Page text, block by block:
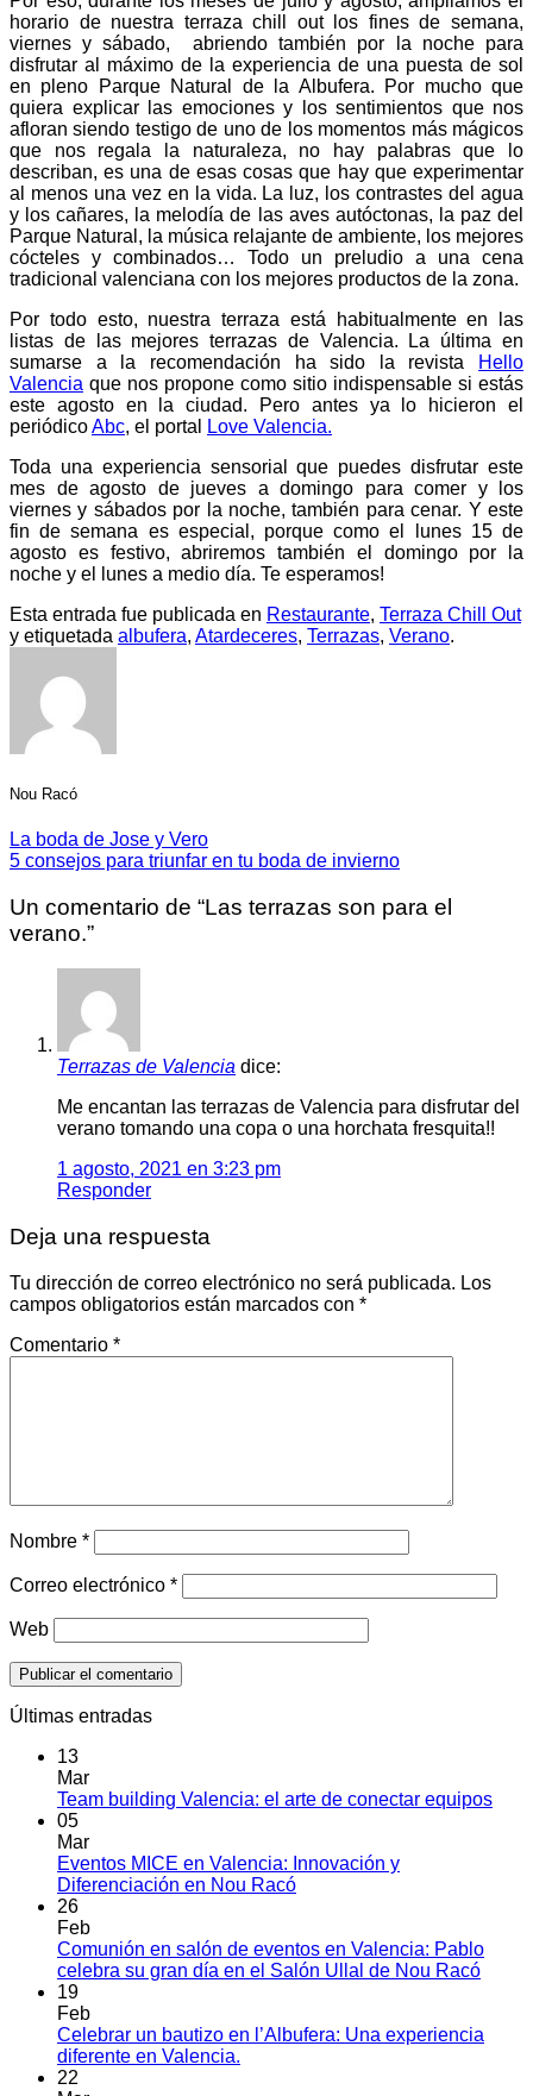
horario de nuestra terraza chill out los fines de semana,
viernes y sábado, abriendo también por la noche para
disfrutar al máximo de la experiencia de una puesta de sol
en pleno Parque Natural de la Albufera. Por mucho que
quiera explicar las emociones y los sentimientos que nos
afloran siendo testigo de uno de los momentos más mágicos
que nos regala la naturaleza, no hay palabras que lo
describan, es una de esas cosas que hay que experimentar
al menos una vez en la vida. La luz, los contrastes del agua
y los cañares, la melodía de las aves autóctonas, la paz del
Parque Natural, la música relajante de ambiente, los mejores
cócteles y combinados… Todo un preludio a una cena
tradicional valenciana con los mejores productos de la zona.
Por todo esto, nuestra terraza está habitualmente en las
listas de las mejores terrazas de Valencia. La última en
sumarse a la recomendación ha sido la revista
Hello
Valencia que nos propone como sitio indispensable si estás
este agosto en la ciudad. Pero antes ya lo hicieron el
periódicoAbc, el portal
Love Valencia.
Toda una experiencia sensorial que puedes disfrutar este
mes de agosto de jueves a domingo para comer y los
viernes y sábados por la noche, también para cenar. Y este
fin de semana es especial, porque como el lunes 15 de
agosto es festivo, abriremos también el domingo por la
noche y el lunes a medio día. Te esperamos!
Esta entrada fue publicada en Restaurante, Terraza Chill Out
y etiquetada albufera, Atardeceres, Terrazas, Verano.
Nou Racó
La boda de Jose y Vero
5 consejos para triunfar en tu boda de invierno
Un comentario de “Las terrazas son para el
verano.”
Terrazas de Valencia dice:
Me encantan las terrazas de Valencia para disfrutar del
verano tomando una copa o una horchata fresquita!!
1 agosto, 2021 en 3:23 pm
Responder
Deja una respuesta
Tu dirección de correo electrónico no será publicada. Los
campos obligatorios están marcados con *
Comentario *
Nombre *
Correo electrónico *
Web
Últimas entradas
13
Mar
Team building Valencia: el arte de conectar equiposNo
05
Mar
Eventos MICE en Valencia: Innovación y
Diferenciación en Nou RacóNo
en
Eventos
Valencia:
26
Feb
Comunión en salón de eventos en Valencia: Pablo
celebra su gran día en el Salón Ullal de Nou RacóNo
en
19
Feb
Celebrar un bautizo en l’Albufera: Una experiencia
diferente en Valencia.
22